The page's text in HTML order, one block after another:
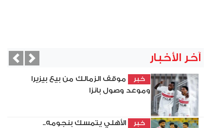
آخر الأخبار
خبر
موقف الزمالك من بيع بيزيرا
وموعد وصول بانزا
خبر الأهلي يتمسك بنجومه..
Next